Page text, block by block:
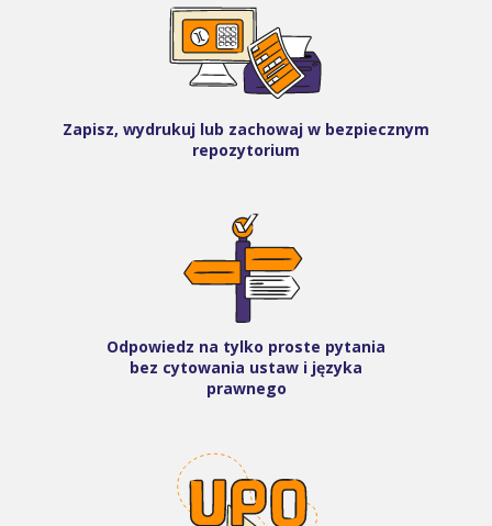
Zapisz, wydrukuj lub zachowaj w bezpiecznym
repozytorium
Odpowiedz na tylko proste pytania
bez cytowania ustaw i języka
prawnego